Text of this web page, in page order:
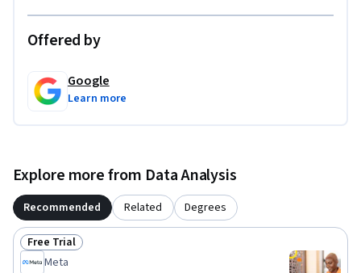
Offered by
Google
Learn more
Explore more from Data Analysis
Recommended Related Degrees
Status: Free Trial
Free Trial
Meta